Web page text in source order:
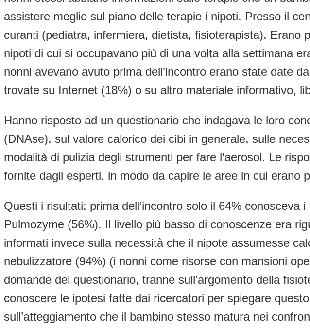
assistere meglio sul piano delle terapie i nipoti. Presso il
curanti (pediatra, infermiera, dietista, fisioterapista). Erano
nipoti di cui si occupavano più di una volta alla settimana
nonni avevano avuto prima dell’incontro erano state date
trovate su Internet (18%) o su altro materiale informativo,
Hanno risposto ad un questionario che indagava le loro
(DNAse), sul valore calorico dei cibi in generale, sulle
modalità di pulizia degli strumenti per fare l’aerosol. Le
fornite dagli esperti, in modo da capire le aree in cui erano
Questi i risultati: prima dell’incontro solo il 64% conosceva
Pulmozyme (56%). Il livello più basso di conoscenze era
informati invece sulla necessità che il nipote assumesse
nebulizzatore (94%) (i nonni come risorse con mansioni
domande del questionario, tranne sull’argomento della
conoscere le ipotesi fatte dai ricercatori per spiegare
sull’atteggiamento che il bambino stesso matura nei